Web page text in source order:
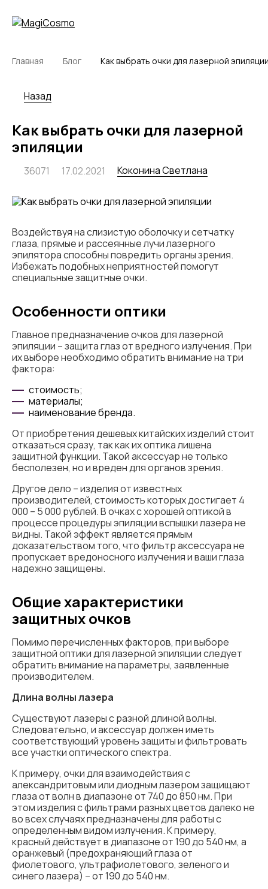
Главная Блог Как выбрать очки для лазерной
Назад
Как выбрать очки для лазерной
эпиляции
36071 17.02.2021 Коконина Светлана
Воздействуя на слизистую оболочку и сетчатку
глаза, прямые и рассеянные лучи лазерного
эпилятора способны повредить органы зрения.
Избежать подобных неприятностей помогут
специальные защитные очки.
Особенности оптики
Главное предназначение очков для лазерной
эпиляции – защита глаз от вредного излучения. При
их выборе необходимо обратить внимание на три
фактора:
стоимость;
материалы;
наименование бренда.
От приобретения дешевых китайских изделий стоит
отказаться сразу, так как их оптика лишена
защитной функции. Такой аксессуар не только
бесполезен, но и вреден для органов зрения.
Другое дело – изделия от известных
производителей, стоимость которых достигает 4
000 – 5 000 рублей. В очках с хорошей оптикой в
процессе процедуры эпиляции вспышки лазера не
видны. Такой эффект является прямым
доказательством того, что фильтр аксессуара не
пропускает вредоносного излучения и ваши глаза
надежно защищены.
Общие характеристики
защитных очков
Помимо перечисленных факторов, при выборе
защитной оптики для лазерной эпиляции следует
обратить внимание на параметры, заявленные
производителем.
Длина волны лазера
Существуют лазеры с разной длиной волны.
Следовательно, и аксессуар должен иметь
соответствующий уровень защиты и фильтровать
все участки оптического спектра.
К примеру, очки для взаимодействия с
александритовым или диодным лазером защищают
глаза от волн в диапазоне от 740 до 850 нм. При
этом изделия с фильтрами разных цветов далеко не
во всех случаях предназначены для работы с
определенным видом излучения. К примеру,
красный действует в диапазоне от 190 до 540 нм, а
оранжевый (предохраняющий глаза от
фиолетового, ультрафиолетового, зеленого и
синего лазера) – от 190 до 540 нм.